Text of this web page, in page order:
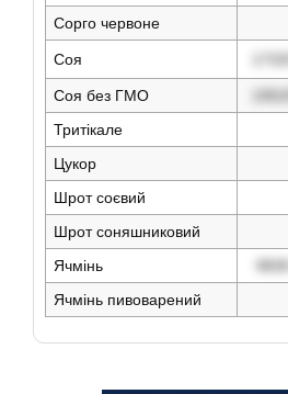
Сорго червоне
Соя 17325
Соя без ГМО 19525
Тритікале
Цукор
Шрот соєвий
Шрот соняшниковий
Ячмінь
9830
Ячмінь пивоварений